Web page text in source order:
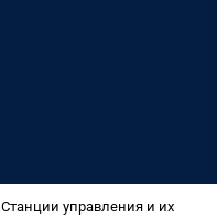
Станции управления и их